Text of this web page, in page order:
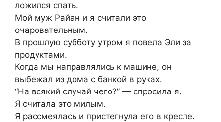
ложился спать.
Мой муж Райан и я считали это
очаровательным.
В прошлую субботу утром я повела Эли за
продуктами.
Когда мы направлялись к машине, он
выбежал из дома с банкой в руках.
“На всякий случай чего?” — спросила я.
Я считала это милым.
Я рассмеялась и пристегнула его в кресле.